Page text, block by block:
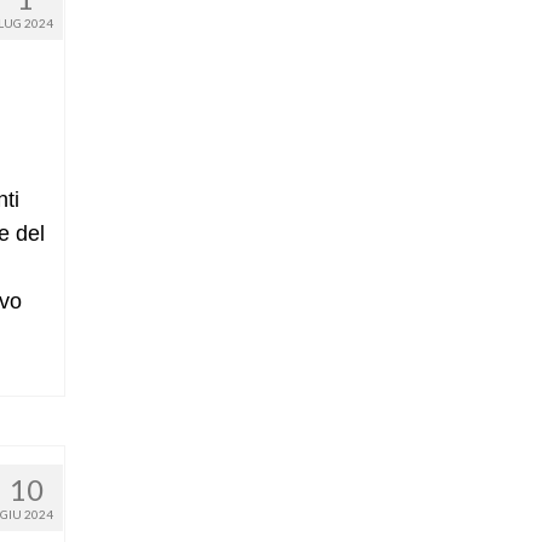
LUG 2024
del
10
GIU 2024